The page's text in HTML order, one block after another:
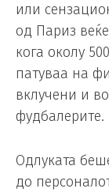
или
од Париз
кога околу
патуваа на
вклучени и
фудбалерите.
Одлуката
до